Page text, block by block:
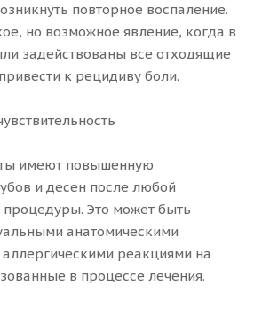
повторное воспаление.
но возможное явление, когда в
задействованы все отходящие
к рецидиву боли.
имеют повышенную
и десен после любой
процедуры. Это может быть
анатомическими
реакциями на
в процессе лечения.